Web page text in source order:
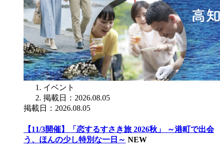
イベント
掲載日：2026.08.05
掲載日：2026.08.05
【11/3開催】「恋するすさき旅 2026秋」 ～港町で出会
う、ほんの少し特別な一日～ NEW